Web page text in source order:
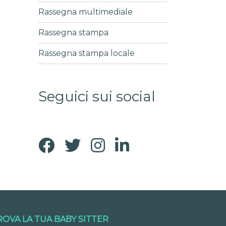
Rassegna multimediale
Rassegna stampa
Rassegna stampa locale
Seguici sui social
LA TUA BABY SITTER